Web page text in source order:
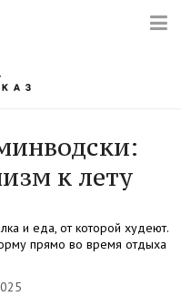
к лету
и еда, от которой худеют.
прямо во время отдыха